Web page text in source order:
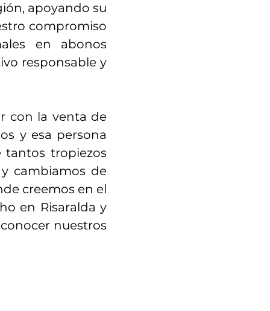
apoyando su
compromiso
en abonos
responsable y
con la venta de
y esa persona
tropiezos
cambiamos de
creemos en el
en Risaralda y
nuestros